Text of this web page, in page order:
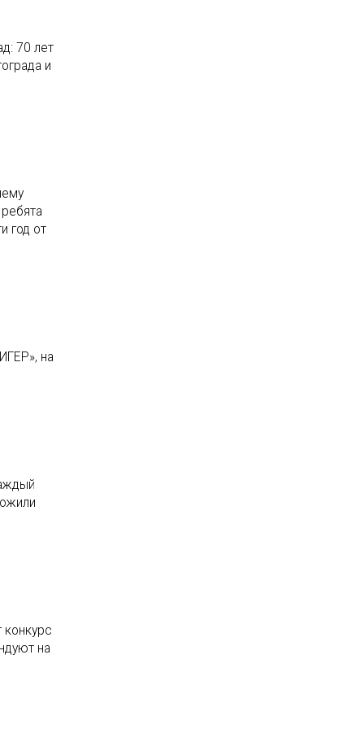
70 лет
и
год от
на
на